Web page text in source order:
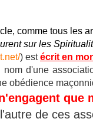
comme tous les
sur les
) estécrit en
d'une
obédience
que
de ces